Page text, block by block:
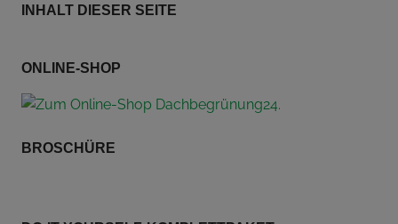
INHALT DIESER SEITE
ONLINE-SHOP
BROSCHÜRE